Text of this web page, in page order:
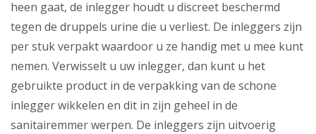
heen gaat, de inlegger houdt u discreet beschermd
tegen de druppels urine die u verliest. De inleggers zijn
per stuk verpakt waardoor u ze handig met u mee kunt
nemen. Verwisselt u uw inlegger, dan kunt u het
gebruikte product in de verpakking van de schone
inlegger wikkelen en dit in zijn geheel in de
sanitairemmer werpen. De inleggers zijn uitvoerig